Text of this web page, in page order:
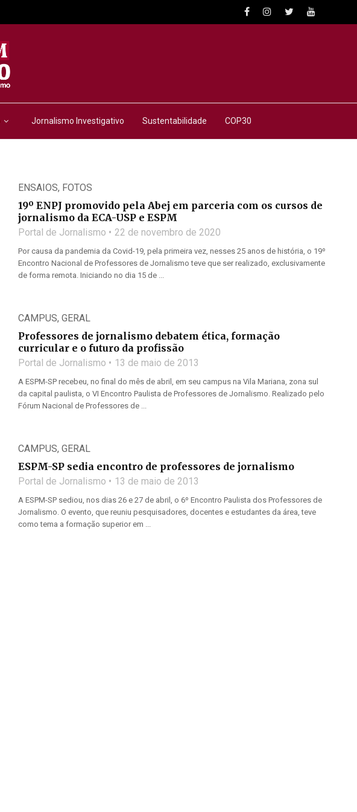
Jornalismo Investigativo Sustentabilidade COP30
ENSAIOS, FOTOS
19º ENPJ promovido pela Abej em parceria com os cursos de
jornalismo da ECA-USP e ESPM
Portal de Jornalismo 22 de novembro de 2020
Por causa da pandemia da Covid-19, pela primeira vez, nesses 25 anos de história, o 19º
Encontro Nacional de Professores de Jornalismo teve que ser realizado, exclusivamente
de forma remota. Iniciando no dia 15 de ...
CAMPUS, GERAL
Professores de jornalismo debatem ética, formação
curricular e o futuro da profissão
Portal de Jornalismo 13 de maio de 2013
A ESPM-SP recebeu, no final do mês de abril, em seu campus na Vila Mariana, zona sul
da capital paulista, o VI Encontro Paulista de Professores de Jornalismo. Realizado pelo
Fórum Nacional de Professores de ...
CAMPUS, GERAL
ESPM-SP sedia encontro de professores de jornalismo
Portal de Jornalismo 13 de maio de 2013
A ESPM-SP sediou, nos dias 26 e 27 de abril, o 6º Encontro Paulista dos Professores de
Jornalismo. O evento, que reuniu pesquisadores, docentes e estudantes da área, teve
como tema a formação superior em ...